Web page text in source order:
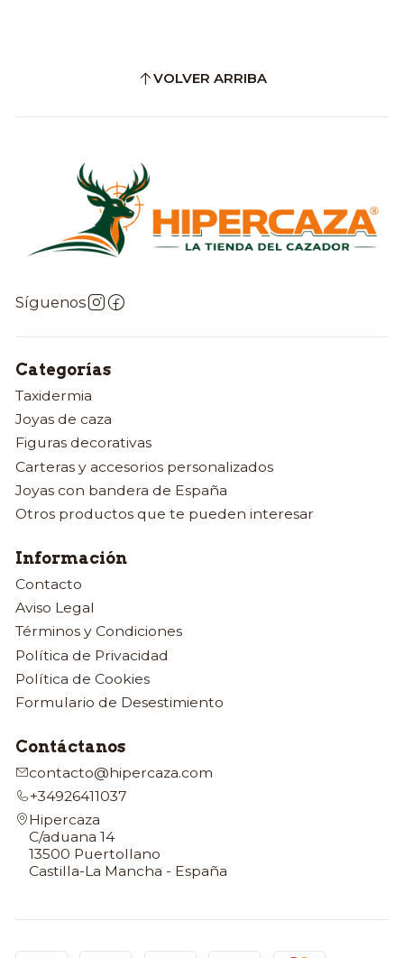
VOLVER ARRIBA
Síguenos
Categorías
Taxidermia
Joyas de caza
Figuras decorativas
Carteras y accesorios personalizados
Joyas con bandera de España
Otros productos que te pueden interesar
Información
Contacto
Aviso Legal
Términos y Condiciones
Política de Privacidad
Política de Cookies
Formulario de Desestimiento
Contáctanos
contacto@hipercaza.com
+34926411037
Hipercaza
C/aduana 14
13500 Puertollano
Castilla-La Mancha - España